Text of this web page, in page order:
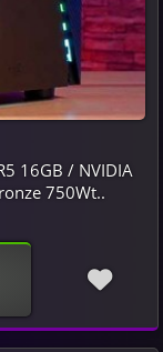
16GB / NVIDIA
750Wt..